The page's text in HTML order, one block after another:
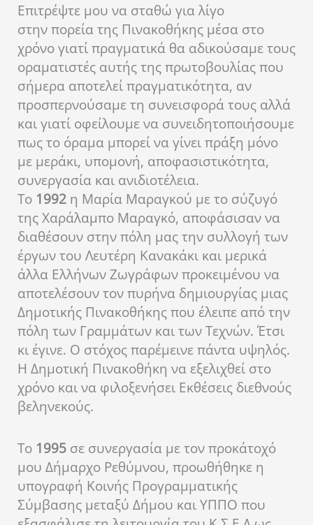
Επιτρέψτε μου να σταθώ για λίγο
στην πορεία της Πινακοθήκης μέσα στο
χρόνο γιατί πραγματικά θα αδικούσαμε τους
οραματιστές αυτής της πρωτοβουλίας που
σήμερα αποτελεί πραγματικότητα, αν
προσπερνούσαμε τη συνεισφορά τους αλλά
και γιατί οφείλουμε να συνειδητοποιήσουμε
πως το όραμα μπορεί να γίνει πράξη μόνο
με μεράκι, υπομονή, αποφασιστικότητα,
συνεργασία και ανιδιοτέλεια.
Το 1992 η Μαρία Μαραγκού με το σύζυγό
της Χαράλαμπο Μαραγκό, αποφάσισαν να
διαθέσουν στην πόλη μας την συλλογή των
έργων του Λευτέρη Κανακάκι και μερικά
άλλα Ελλήνων Ζωγράφων προκειμένου να
αποτελέσουν τον πυρήνα δημιουργίας μιας
Δημοτικής Πινακοθήκης που έλειπε από την
πόλη των Γραμμάτων και των Τεχνών. Έτσι
κι έγινε. Ο στόχος παρέμεινε πάντα υψηλός.
Η Δημοτική Πινακοθήκη να εξελιχθεί στο
χρόνο και να φιλοξενήσει Εκθέσεις διεθνούς
βεληνεκούς.
Το 1995 σε συνεργασία με τον προκάτοχό
μου Δήμαρχο Ρεθύμνου, προωθήθηκε η
υπογραφή Κοινής Προγραμματικής
Σύμβασης μεταξύ Δήμου και ΥΠΠΟ που